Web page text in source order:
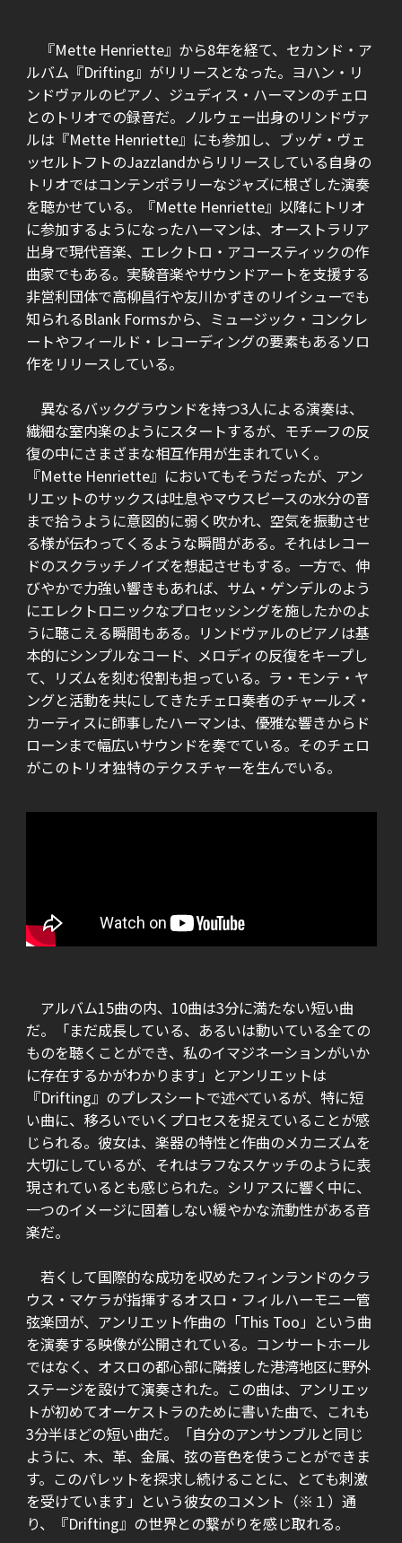
『Mette Henriette』から8年を経て、セカンド・ア
ルバム『Drifting』がリリースとなった。ヨハン・リ
ンドヴァルのピアノ、ジュディス・ハーマンのチェロ
とのトリオでの録音だ。ノルウェー出身のリンドヴァ
ルは『Mette Henriette』にも参加し、ブッゲ・ヴェ
ッセルトフトのJazzlandからリリースしている自身の
トリオではコンテンポラリーなジャズに根ざした演奏
を聴かせている。『Mette Henriette』以降にトリオ
に参加するようになったハーマンは、オーストラリア
出身で現代音楽、エレクトロ・アコースティックの作
曲家でもある。実験音楽やサウンドアートを支援する
非営利団体で高柳昌行や友川かずきのリイシューでも
知られるBlank Formsから、ミュージック・コンクレ
ートやフィールド・レコーディングの要素もあるソロ
作をリリースしている。
異なるバックグラウンドを持つ3人による演奏は、
繊細な室内楽のようにスタートするが、モチーフの反
復の中にさまざまな相互作用が生まれていく。
『Mette Henriette』においてもそうだったが、アン
リエットのサックスは吐息やマウスピースの水分の音
まで拾うように意図的に弱く吹かれ、空気を振動させ
る様が伝わってくるような瞬間がある。それはレコー
ドのスクラッチノイズを想起させもする。一方で、伸
びやかで力強い響きもあれば、サム・ゲンデルのよう
にエレクトロニックなプロセッシングを施したかのよ
うに聴こえる瞬間もある。リンドヴァルのピアノは基
本的にシンプルなコード、メロディの反復をキープし
て、リズムを刻む役割も担っている。ラ・モンテ・ヤ
ングと活動を共にしてきたチェロ奏者のチャールズ・
カーティスに師事したハーマンは、優雅な響きからド
ローンまで幅広いサウンドを奏でている。そのチェロ
がこのトリオ独特のテクスチャーを生んでいる。
アルバム15曲の内、10曲は3分に満たない短い曲
だ。「まだ成長している、あるいは動いている全ての
ものを聴くことができ、私のイマジネーションがいか
に存在するかがわかります」とアンリエットは
『Drifting』のプレスシートで述べているが、特に短
い曲に、移ろいでいくプロセスを捉えていることが感
じられる。彼女は、楽器の特性と作曲のメカニズムを
大切にしているが、それはラフなスケッチのように表
現されているとも感じられた。シリアスに響く中に、
一つのイメージに固着しない緩やかな流動性がある音
楽だ。
若くして国際的な成功を収めたフィンランドのクラ
ウス・マケラが指揮するオスロ・フィルハーモニー管
弦楽団が、アンリエット作曲の「This Too」という曲
を演奏する映像が公開されている。コンサートホール
ではなく、オスロの都心部に隣接した港湾地区に野外
ステージを設けて演奏された。この曲は、アンリエッ
トが初めてオーケストラのために書いた曲で、これも
3分半ほどの短い曲だ。「自分のアンサンブルと同じ
ように、木、革、金属、弦の音色を使うことができま
す。このパレットを探求し続けることに、とても刺激
を受けています」という彼女のコメント（※１）通
り、『Drifting』の世界との繋がりを感じ取れる。